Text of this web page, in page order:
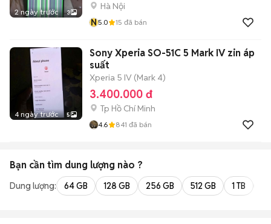
2 ngày trước 3
Hà Nội
N5.0 15 đã bán
4 ngày trước 5
Sony Xperia SO-51C 5 Mark IV zin áp
suất
Xperia 5 IV (Mark 4)
3.400.000 đ
Tp Hồ Chí Minh
4.6 841 đã bán
Bạn cần tìm dung lượng nào ?
Dung lượng: 64 GB 128 GB 256 GB 512 GB 1 TB